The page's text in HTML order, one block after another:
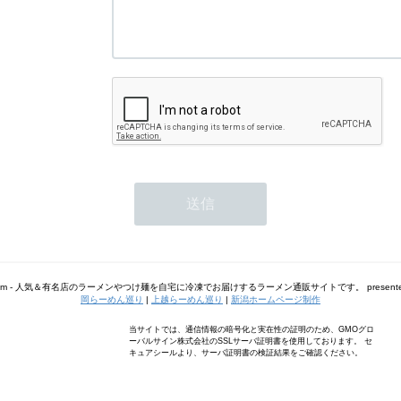
- 人気＆有名店のラーメンやつけ麺を自宅に冷凍でお届けするラーメン通販サイトです。
岡らーめん巡り | 上越らーめん巡り | 新潟ホームページ制作
当サイトでは、通信情報の暗号化と実在性の証明のため、GMOグロ
ーバルサイン株式会社のSSLサーバ証明書を使用しております。 セ
キュアシールより、サーバ証明書の検証結果をご確認ください。